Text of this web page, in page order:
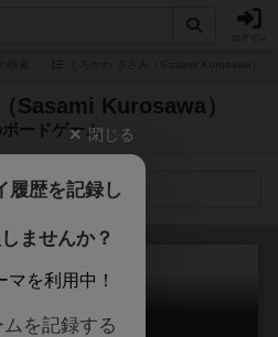
Sasami Kurosawa）
ードゲーム
索メニュー
閉じる
履歴を記録し
ませんか？
マを利用中！
を記録する